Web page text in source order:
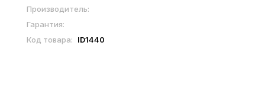
Производитель:
Гарантия:
Код товара:
ID1440